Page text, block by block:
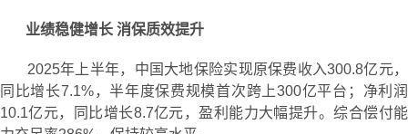
业绩稳健增长 消保质效提升
2025年上半年，中国大地保险实现原保费收入300.8亿元，
同比增长7.1%，半年度保费规模首次跨上300亿平台；净利润
10.1亿元，同比增长8.7亿元，盈利能力大幅提升。综合偿付能